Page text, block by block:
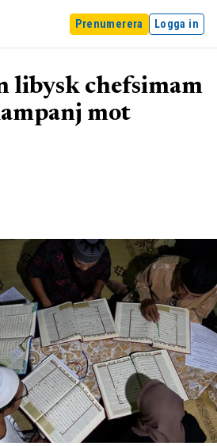
Prenumerera Logga in
libysk chefsimam
mot